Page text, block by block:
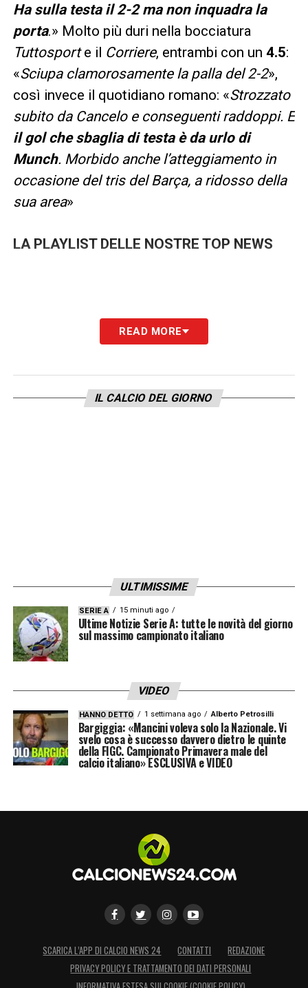
Ha sulla testa il 2-2 ma non inquadra la
porta.» Molto più duri nella bocciatura
Tuttosporte il Corriere, entrambi con un 4.5:
«Sciupa clamorosamente la palla del 2-2»,
così invece il quotidiano romano: «Strozzato
subito da Cancelo e conseguenti raddoppi. E
il gol che sbaglia di testa è da urlo di
Munch. Morbido anche l’atteggiamento in
occasione del tris del Barça, a ridosso della
sua area»
LA PLAYLIST DELLE NOSTRE TOP NEWS
READ MORE
IL CALCIO DEL GIORNO
ULTIMISSIME
SERIE A 15 minuti ago
Ultime Notizie Serie A: tutte le novità del giorno
sul massimo campionato italiano
VIDEO
HANNO DETTO 1 settimana ago Alberto Petrosilli
Bargiggia: «Mancini voleva solo la Nazionale. Vi
svelo cosa è successo davvero dietro le quinte
della FIGC. Campionato Primavera male del
calcio italiano» ESCLUSIVA e VIDEO
SCARICA L’APP DI CALCIO NEWS 24 CONTATTI
REDAZIONE
PRIVACY POLICY E TRATTAMENTO DEI DATI PERSONALI